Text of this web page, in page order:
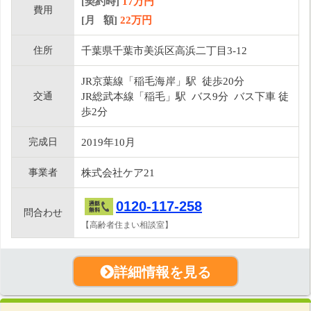
費用
[月 額] 22万円
住所 千葉県千葉市美浜区高浜二丁目3-12
交通
JR京葉線「稲毛海岸」駅 徒歩20分
JR総武本線「稲毛」駅 バス9分 バス下車 徒
歩2分
完成日 2019年10月
事業者 株式会社ケア21
問合わせ 0120-117-258
【高齢者住まい相談室】
詳細情報を見る